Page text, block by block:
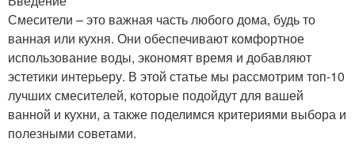
Смесители – это важная часть любого дома, будь то
ванная или кухня. Они обеспечивают комфортное
использование воды, экономят время и добавляют
эстетики интерьеру. В этой статье мы рассмотрим топ-10
лучших смесителей, которые подойдут для вашей
ванной и кухни, а также поделимся критериями выбора и
полезными советами.